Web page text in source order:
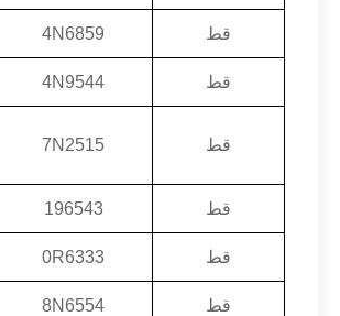
قط 4N6859
قط 4N9544
قط 7N2515
قط 196543
قط 0R6333
قط 8N6554